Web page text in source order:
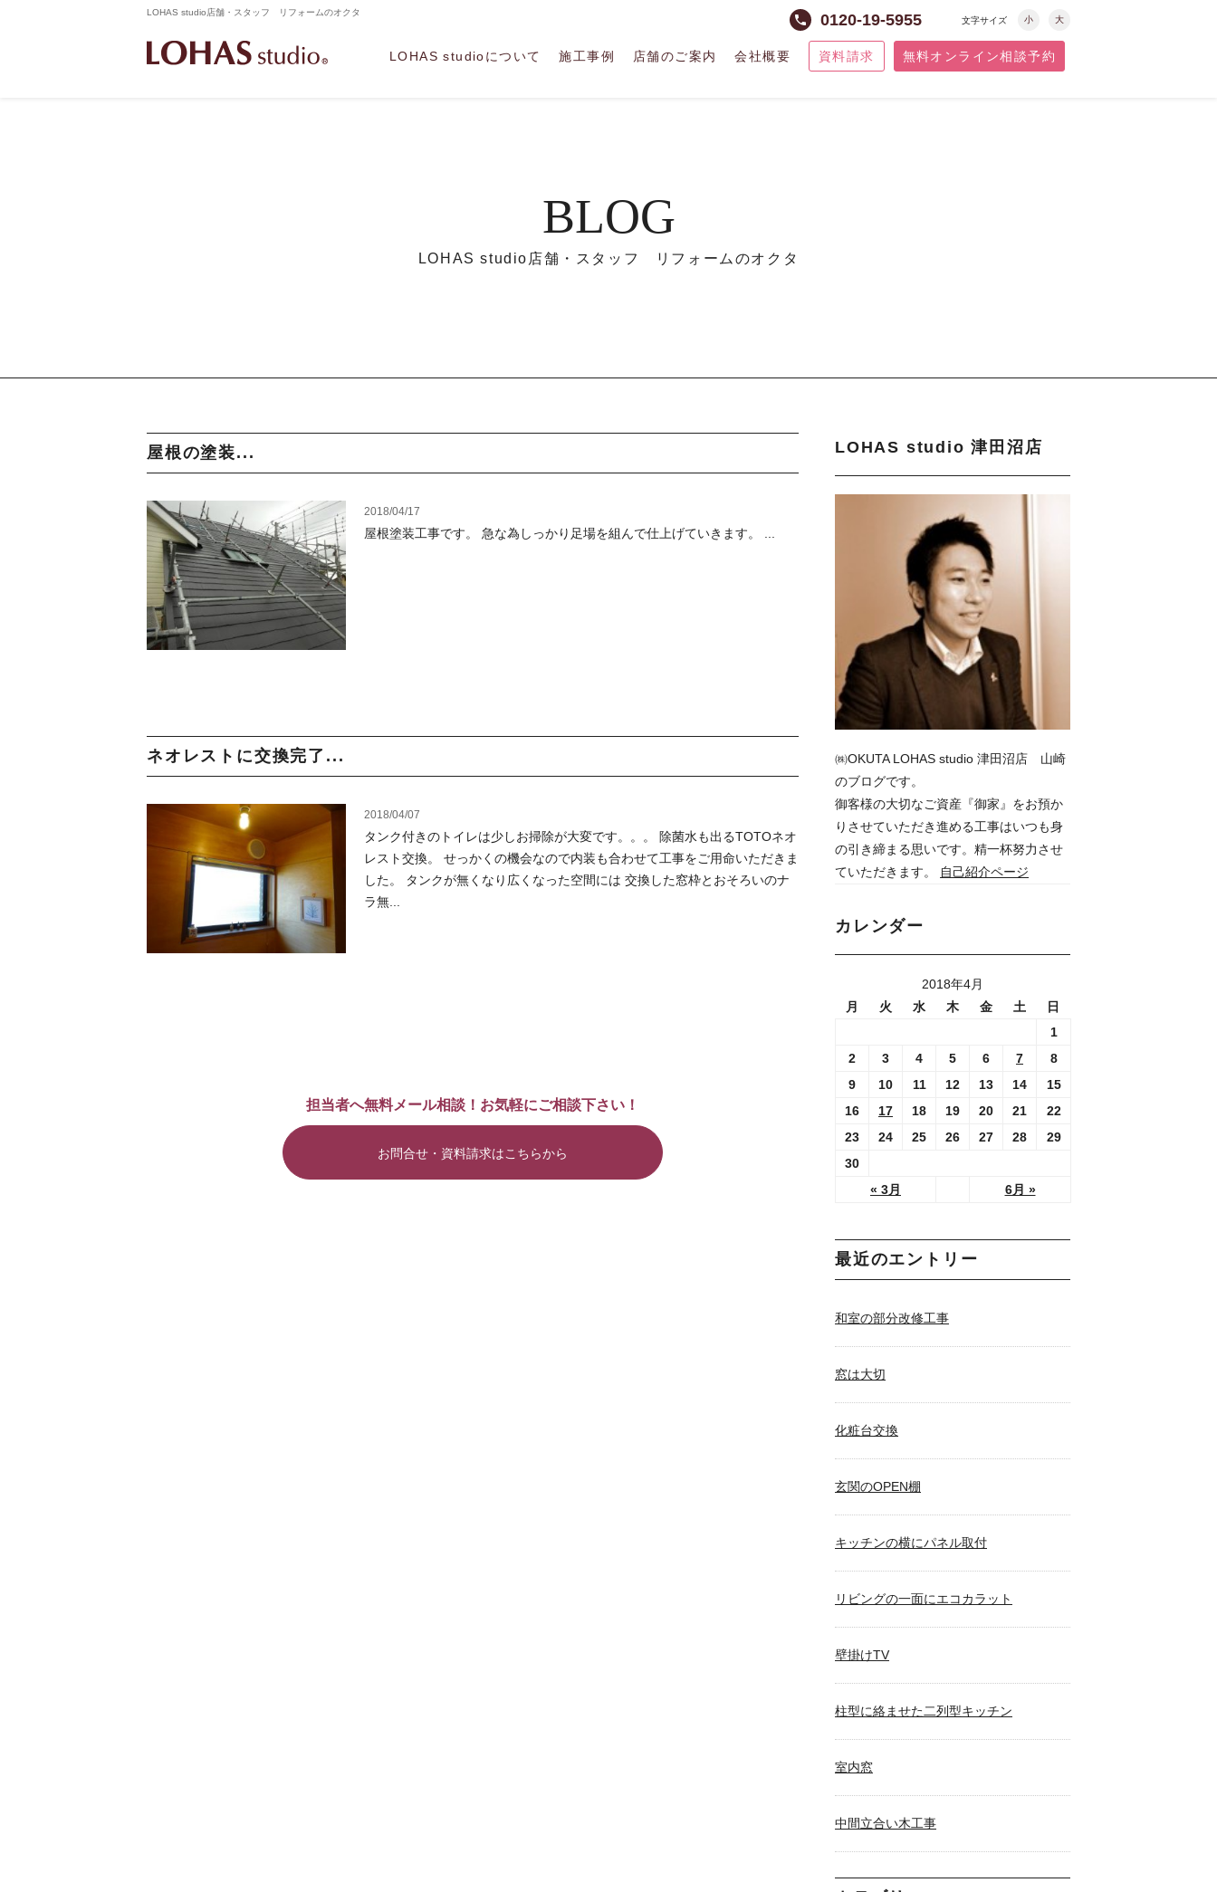
LOHAS studio店舗・スタッフ リフォームのオクタ
phone 0120-19-5955 文字サイズ 小 大
LOHAS studioについて 施工事例 店舗のご案内 会社概要 資料請求 無料オンライン相談予約
BLOG
LOHAS studio店舗・スタッフ リフォームのオクタ
屋根の塗装...
2018/04/17
屋根塗装工事です。 急な為しっかり足場を組んで仕上げていきます。 ...
ネオレストに交換完了...
2018/04/07
タンク付きのトイレは少しお掃除が大変です。。。 除菌水も出るTOTOネオ
レスト交換。 せっかくの機会なので内装も合わせて工事をご用命いただきま
した。 タンクが無くなり広くなった空間には 交換した窓枠とおそろいのナ
ラ無...
担当者へ無料メール相談！お気軽にご相談下さい！
お問合せ・資料請求はこちらから
LOHAS studio 津田沼店
㈱OKUTA LOHAS studio 津田沼店 山崎
のブログです。
御客様の大切なご資産『御家』をお預か
りさせていただき進める工事はいつも身
の引き締まる思いです。精一杯努力させ
ていただきます。
自己紹介ページ
カレンダー
2018年4月
月
火 水 木 金 土 日
« 3月 6月 »
1
2
3 4 5 6 7
8
9
10 11 12 13 14
15
16
17 18 19 20 21
22
23
24 25 26 27 28
29
30
最近のエントリー
和室の部分改修工事
窓は大切
化粧台交換
玄関のOPEN棚
キッチンの横にパネル取付
リビングの一面にエコカラット
壁掛けTV
柱型に絡ませた二列型キッチン
室内窓
中間立合い木工事